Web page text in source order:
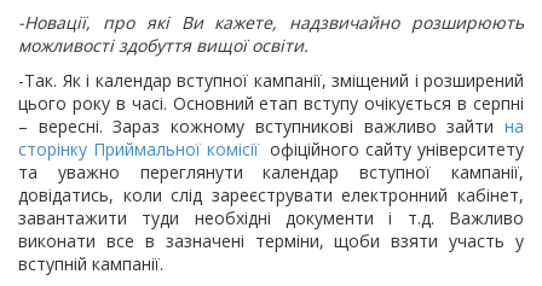
-Новації, про які Ви кажете, надзвичайно розширюють
можливості здобуття вищої освіти.
-Так. Як і календар вступної кампанії, зміщений і розширений
цього року в часі. Основний етап вступу очікується в серпні
– вересні. Зараз кожному вступникові важливо зайти на
сторінку Приймальної комісіїофіційного сайту університету
та уважно переглянути календар вступної кампанії,
довідатись, коли слід зареєструвати електронний кабінет,
завантажити туди необхідні документи і т.д. Важливо
виконати все в зазначені терміни, щоби взяти участь у
вступній кампанії.